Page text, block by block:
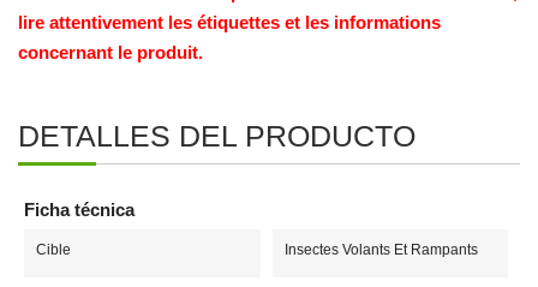
lire attentivement les étiquettes et les informations
concernant le produit.
DETALLES DEL PRODUCTO
Ficha técnica
Cible Insectes Volants Et Rampants